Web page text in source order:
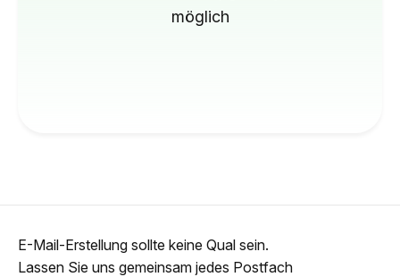
möglich
E-Mail-Erstellung sollte keine Qual sein.
Lassen Sie uns gemeinsam jedes Postfach